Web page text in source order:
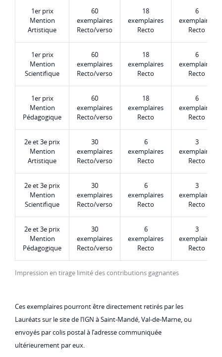
Impression en tirage limité des contributions gagnantes
1er prix
Mention
Artistique
60
exemplaires
Recto/verso
18
exemplaires
Recto
6
exemplaires
Recto
1er prix
Mention
Scientifique
60
exemplaires
Recto/verso
18
exemplaires
Recto
6
exemplaires
Recto
1er prix
Mention
Pédagogique
60
exemplaires
Recto/verso
18
exemplaires
Recto
6
exemplaires
Recto
2e et 3e prix
Mention
Artistique
30
exemplaires
Recto/verso
6
exemplaires
Recto
3
exemplaires
Recto
2e et 3e prix
Mention
Scientifique
30
exemplaires
Recto/verso
6
exemplaires
Recto
3
exemplaires
Recto
2e et 3e prix
Mention
Pédagogique
30
exemplaires
Recto/verso
6
exemplaires
Recto
3
exemplaires
Recto
Ces exemplaires pourront être directement retirés par les
Lauréats sur le site de l’IGN à Saint-Mandé, Val-de-Marne, ou
envoyés par colis postal à l’adresse communiquée
ultérieurement par eux.